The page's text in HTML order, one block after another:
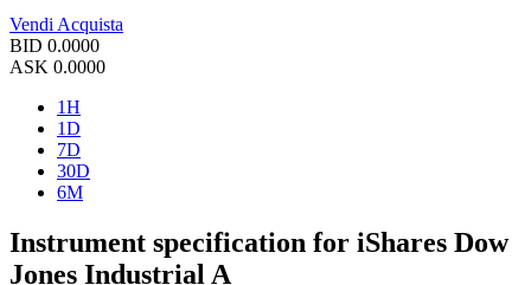
Vendi Acquista
BID 0.0000
ASK 0.0000
1H
1D
7D
30D
6M
Instrument specification for iShares Dow
Jones Industrial A